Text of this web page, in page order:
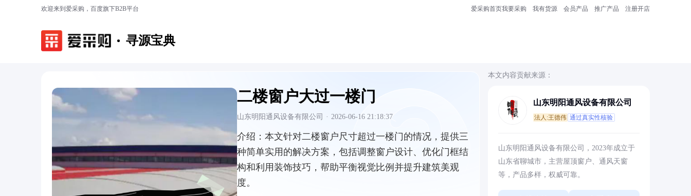
欢迎来到爱采购，百度旗下B2B平台 爱采购首页我要采购 我有货源 会员产品 推广产品 注册开店
寻源宝典
二楼窗户大过一楼门
山东明阳通风设备有限公司 · 2026-06-16 21:18:37
介绍： 本文针对二楼窗户尺寸超过一楼门的情况，提供三
种简单实用的解决方案，包括调整窗户设计、优化门框结
构和利用装饰技巧，帮助平衡视觉比例并提升建筑美观
度。
本文内容贡献来源：
山东明阳通风设备有限公司
法人:王德伟 通过真实性核验
山东明阳通风设备有限公司，2023年成立于
山东省聊城市，主营屋顶窗户、通风天窗
等，产品多样，权威可靠。